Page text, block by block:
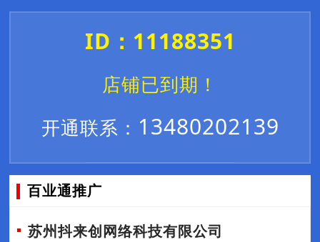
ID：11188351
店铺已到期！
开通联系： 13480202139
百业通推广
苏州抖来创网络科技有限公司